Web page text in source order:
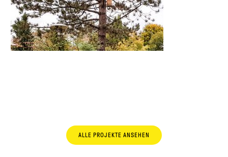
ALLE PROJEKTE ANSEHEN